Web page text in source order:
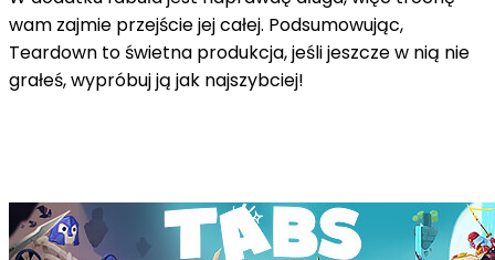
wam zajmie przejście jej całej. Podsumowując,
Teardown to świetna produkcja, jeśli jeszcze w nią nie
grałeś, wypróbuj ją jak najszybciej!